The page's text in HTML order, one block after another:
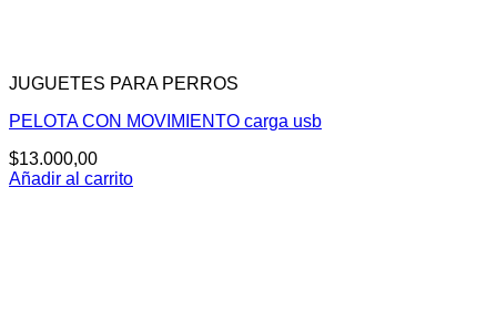
JUGUETES PARA PERROS
PELOTA CON MOVIMIENTO carga usb
$13.000,00
Añadir al carrito